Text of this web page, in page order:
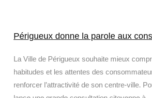
Périgueux donne la parole aux
La Ville de Périgueux souhaite mieux
habitudes et les attentes des
renforcer l’attractivité de son centre-ville.